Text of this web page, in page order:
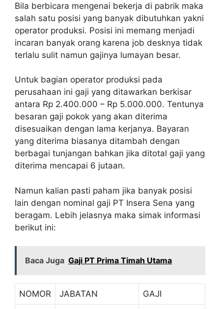
Bila berbicara mengenai bekerja di pabrik maka
salah satu posisi yang banyak dibutuhkan yakni
operator produksi. Posisi ini memang menjadi
incaran banyak orang karena job desknya tidak
terlalu sulit namun gajinya lumayan besar.
Untuk bagian operator produksi pada
perusahaan ini gaji yang ditawarkan berkisar
antara Rp 2.400.000 – Rp 5.000.000. Tentunya
besaran gaji pokok yang akan diterima
disesuaikan dengan lama kerjanya. Bayaran
yang diterima biasanya ditambah dengan
berbagai tunjangan bahkan jika ditotal gaji yang
diterima mencapai 6 jutaan.
Namun kalian pasti paham jika banyak posisi
lain dengan nominal gaji PT Insera Sena yang
beragam. Lebih jelasnya maka simak informasi
berikut ini:
Baca Juga Gaji PT Prima Timah Utama
NOMOR JABATAN GAJI